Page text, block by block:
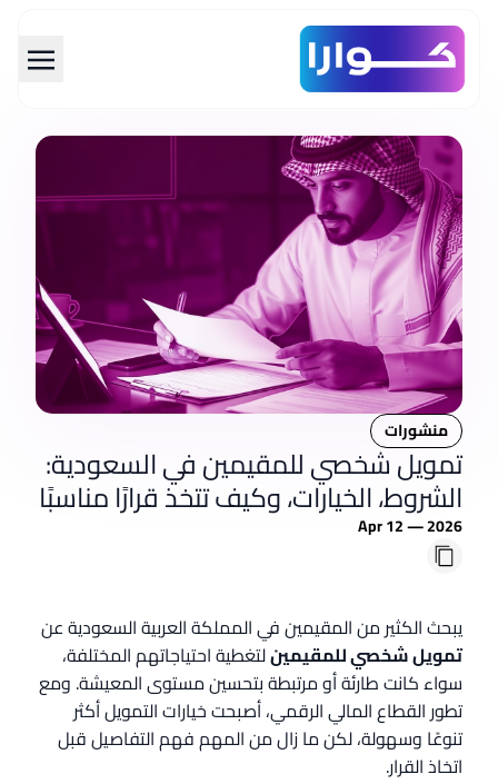
منشورات
تمويل شخصي للمقيمين في السعودية:
الشروط، الخيارات، وكيف تتخذ قرارًا مناسبًا
Apr 12 — 2026
يبحث الكثير من المقيمين في المملكة العربية السعودية عن
تمويل شخصي للمقيمينلتغطية احتياجاتهم المختلفة،
سواء كانت طارئة أو مرتبطة بتحسين مستوى المعيشة. ومع
تطور القطاع المالي الرقمي، أصبحت خيارات التمويل أكثر
تنوعًا وسهولة، لكن ما زال من المهم فهم التفاصيل قبل
اتخاذ القرار.